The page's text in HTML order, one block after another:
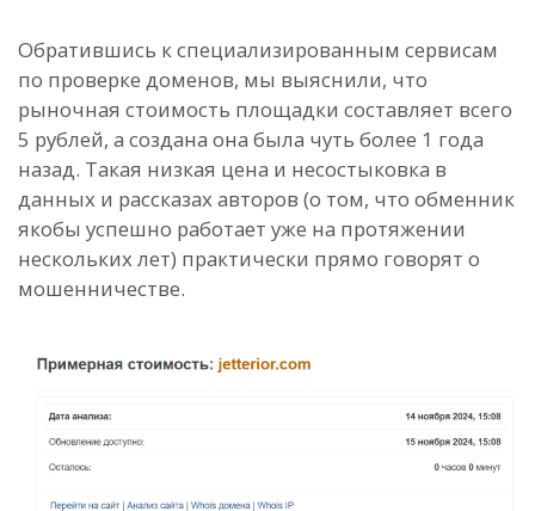
Обратившись к специализированным сервисам
по проверке доменов, мы выяснили, что
рыночная стоимость площадки составляет всего
5 рублей, а создана она была чуть более 1 года
назад. Такая низкая цена и несостыковка в
данных и рассказах авторов (о том, что обменник
якобы успешно работает уже на протяжении
нескольких лет) практически прямо говорят о
мошенничестве.